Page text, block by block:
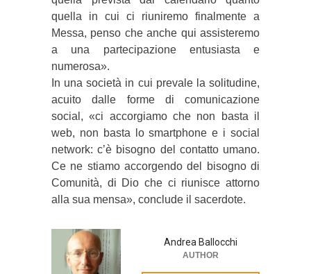
quella in cui ci riuniremo finalmente a
Messa, penso che anche qui assisteremo
a una partecipazione entusiasta e
numerosa».
In una società in cui prevale la solitudine,
acuito dalle forme di comunicazione
social, «ci accorgiamo che non basta il
web, non basta lo smartphone e i social
network: c’è bisogno del contatto umano.
Ce ne stiamo accorgendo del bisogno di
Comunità, di Dio che ci riunisce attorno
alla sua mensa», conclude il sacerdote.
Andrea Ballocchi
AUTHOR